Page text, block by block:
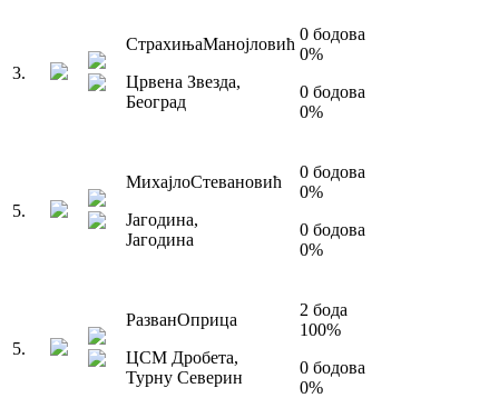
3.
СтрахињаМанојловић
Црвена Звезда,
Београд
0 бодова
0%
0 бодова
0%
5.
МихајлоСтевановић
Јагодина,
Јагодина
0 бодова
0%
0 бодова
0%
5.
РазванОприца
ЦСМ Дробета,
Турну Северин
2 бода
100%
0 бодова
0%